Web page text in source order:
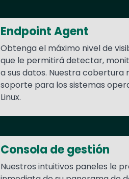
Endpoint Agent
Obtenga el máximo nivel de
que le permitirá detectar,
a sus datos. Nuestra
soporte para los sistemas
Linux.
Consola de gestión
Nuestros intuitivos paneles le